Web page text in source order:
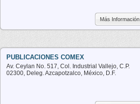
Más Información
PUBLICACIONES COMEX
Av. Ceylan No. 517, Col. Industrial Vallejo, C.P.
02300, Deleg. Azcapotzalco, México, D.F.